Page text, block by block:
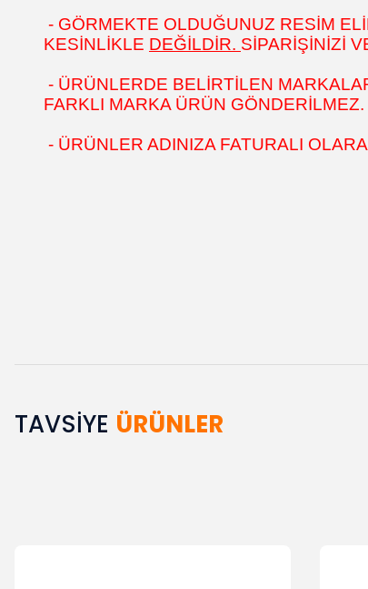
- GÖRMEKTE OLDUĞUNUZ RESİM
KESİNLİKLE DEĞİLDİR. SİPARİŞİNİZİ
- ÜRÜNLERDE BELİRTİLEN
FARKLI MARKA ÜRÜN
- ÜRÜNLER ADINIZA FATURALI
Bu ürünün fiyat bilgisi, resim, ürün açıklamalarında ve
TAVSİYE ÜRÜNLER